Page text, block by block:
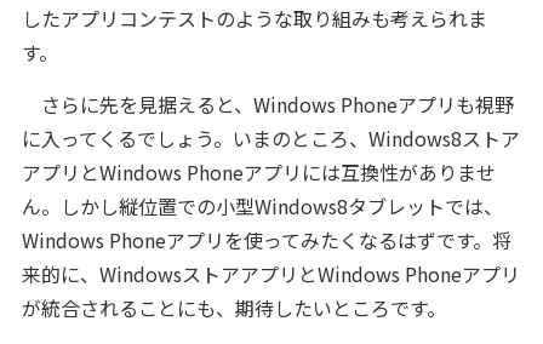
したアプリコンテストのような取り組みも考えられま
す。
さらに先を見据えると、Windows Phoneアプリも視野
に入ってくるでしょう。いまのところ、Windows8ストア
アプリとWindows Phoneアプリには互換性がありませ
ん。しかし縦位置での小型Windows8タブレットでは、
Windows Phoneアプリを使ってみたくなるはずです。将
来的に、WindowsストアアプリとWindows Phoneアプリ
が統合されることにも、期待したいところです。